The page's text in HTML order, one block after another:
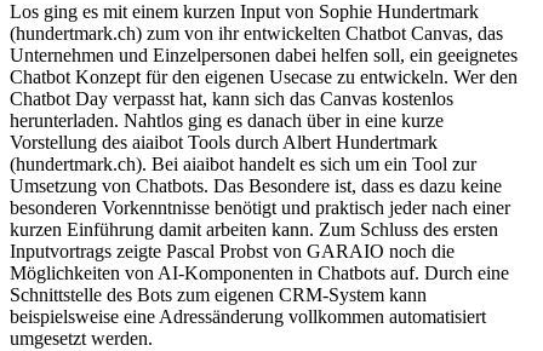
Los ging es mit einem kurzen Input von Sophie Hundertmark
(hundertmark.ch) zum von ihr entwickelten Chatbot Canvas, das
Unternehmen und Einzelpersonen dabei helfen soll, ein geeignetes
Chatbot Konzept für den eigenen Usecase zu entwickeln. Wer den
Chatbot Day verpasst hat, kann sich das Canvas kostenlos
herunterladen. Nahtlos ging es danach über in eine kurze
Vorstellung des aiaibot Tools durch Albert Hundertmark
(hundertmark.ch). Bei aiaibot handelt es sich um ein Tool zur
Umsetzung von Chatbots. Das Besondere ist, dass es dazu keine
besonderen Vorkenntnisse benötigt und praktisch jeder nach einer
kurzen Einführung damit arbeiten kann. Zum Schluss des ersten
Inputvortrags zeigte Pascal Probst von GARAIO noch die
Möglichkeiten von AI-Komponenten in Chatbots auf. Durch eine
Schnittstelle des Bots zum eigenen CRM-System kann
beispielsweise eine Adressänderung vollkommen automatisiert
umgesetzt werden.